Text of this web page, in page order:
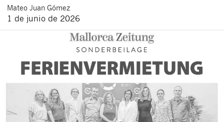
Mateo Juan Gómez
1 de junio de 2026